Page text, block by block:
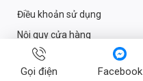
Điều khoản sử dụng
Nội quy cửa hàng
Liên hệ
Gọi điện Facebook